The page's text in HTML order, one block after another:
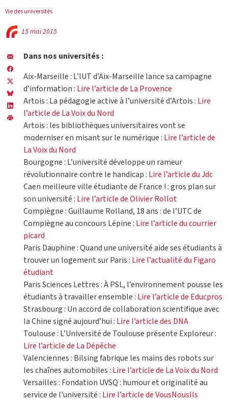
Vie des universités
15 mai 2015
Dans nos universités :
Aix-Marseille : L’IUT d’Aix-Marseille lance sa campagne
d’information : Lire l’article de La Provence
Artois : La pédagogie active à l’université d’Artois : Lire
l’article de La Voix du Nord
Artois : les bibliothèques universitaires vont se
moderniser en misant sur le numérique : Lire l’article de
La Voix du Nord
Bourgogne : L’université développe un rameur
révolutionnaire contre le handicap : Lire l’article du Jdc
Caen meilleure ville étudiante de France ! : gros plan sur
son université : Lire l’article de Olivier Rollot
Compiègne : Guillaume Rolland, 18 ans : de l’UTC de
Compiègne au concours Lépine : Lire l’article du courrier
picard
Paris Dauphine : Quand une université aide ses étudiants à
trouver un logement sur Paris : Lire l’actualité du Figaro
étudiant
Paris Sciences Lettres : À PSL, l’environnement pousse les
étudiants à travailler ensemble : Lire l’article de Educpros
Strasbourg : Un accord de collaboration scientifique avec
la Chine signé aujourd’hui : Lire l’article des DNA
Toulouse : L’Université de Toulouse présente Exploreur :
Lire l’article de La Dépêche
Valenciennes : Bilsing fabrique les mains des robots sur
les chaînes automobiles : Lire l’article de La Voix du Nord
Versailles : Fondation UVSQ : humour et originalité au
service de l’université : Lire l’article de VousNousIls